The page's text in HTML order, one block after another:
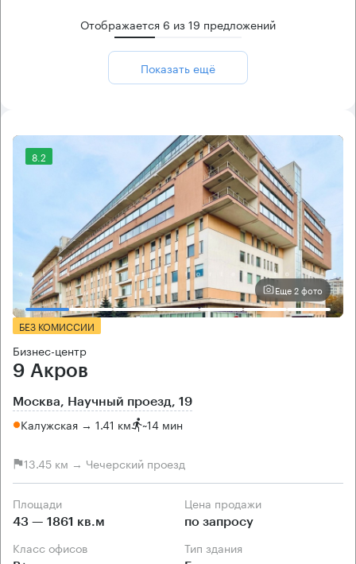
Отображается 6 из19 предложений
Показать ещё
8.2
Еще 2 фото
БЕЗ КОМИССИИ
Бизнес-центр
9 Акров
Москва, Научный проезд, 19
Калужская → 1.41 км ~14 мин
13.45 км → Чечерский проезд
Площади
43 — 1861 кв.м
Цена продажи
по запросу
Класс офисов Тип здания